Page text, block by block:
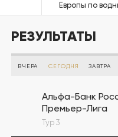
Европы по
видам спорта.
Смешанная
трансляция из
Франции
РЕЗУЛЬТАТЫ
ВЧЕРА СЕГОДНЯ ЗАВТРА
Альфа-Банк
Премьер-Лига
Тур 3